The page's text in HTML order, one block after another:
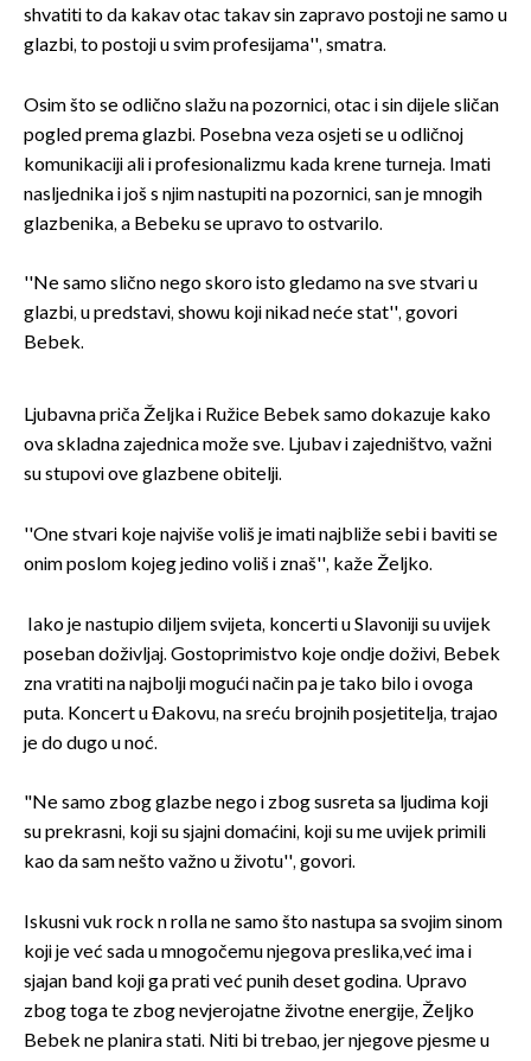
shvatiti to da kakav otac takav sin zapravo postoji ne samo u
glazbi, to postoji u svim profesijama'', smatra.
Osim što se odlično slažu na pozornici, otac i sin dijele sličan
pogled prema glazbi. Posebna veza osjeti se u odličnoj
komunikaciji ali i profesionalizmu kada krene turneja. Imati
nasljednika i još s njim nastupiti na pozornici, san je mnogih
glazbenika, a Bebeku se upravo to ostvarilo.
''Ne samo slično nego skoro isto gledamo na sve stvari u
glazbi, u predstavi, showu koji nikad neće stat'', govori
Bebek.
Ljubavna priča Željka i Ružice Bebek samo dokazuje kako
ova skladna zajednica može sve. Ljubav i zajedništvo, važni
su stupovi ove glazbene obitelji.
''One stvari koje najviše voliš je imati najbliže sebi i baviti se
onim poslom kojeg jedino voliš i znaš'', kaže Željko.
Iako je nastupio diljem svijeta, koncerti u Slavoniji su uvijek
poseban doživljaj. Gostoprimistvo koje ondje doživi, Bebek
zna vratiti na najbolji mogući način pa je tako bilo i ovoga
puta. Koncert u Đakovu, na sreću brojnih posjetitelja, trajao
je do dugo u noć.
"Ne samo zbog glazbe nego i zbog susreta sa ljudima koji
su prekrasni, koji su sjajni domaćini, koji su me uvijek primili
kao da sam nešto važno u životu'', govori.
Iskusni vuk rock n rolla ne samo što nastupa sa svojim sinom
koji je već sada u mnogočemu njegova preslika,već ima i
sjajan band koji ga prati već punih deset godina. Upravo
zbog toga te zbog nevjerojatne životne energije, Željko
Bebek ne planira stati. Niti bi trebao, jer njegove pjesme u